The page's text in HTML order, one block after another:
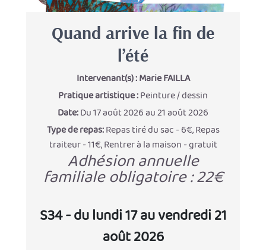
Quand arrive la fin de
l’été
Intervenant(s) :Marie FAILLA
Pratique artistique :Peinture / dessin
Date:Du 17 août 2026 au 21 août 2026
Type de repas:Repas tiré du sac - 6€, Repas
traiteur - 11€, Rentrer à la maison - gratuit
Adhésion annuelle
familiale obligatoire : 22€
S34 - du lundi 17 au vendredi 21
août 2026